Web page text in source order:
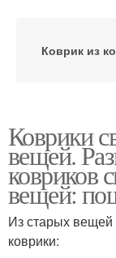
Коврик из
Коврик из
Красивые
Коврики
вещей.
ковриков
вещей:
Из старых
коврики: